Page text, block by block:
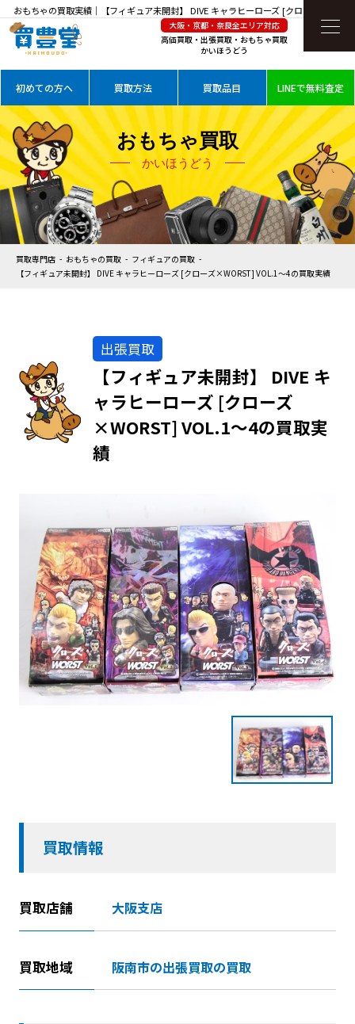
おもちゃの買取実績｜【フィギュア未開封】 DIVE キャラヒーローズ [クローズ
×WORST] VOL.1～4を高価買取
大阪・京都・奈良全エリア対応
高価買取・出張買取・おもちゃ買取
かいほうどう
初めての方へ 買取方法 買取品目 LINEで無料査定
おもちゃ買取
かいほうどう
買取専門店 おもちゃの買取
フィギュアの買取
【フィギュア未開封】 DIVE キャラヒーローズ [クローズ×WORST] VOL.1～4の買取実績
出張買取
【フィギュア未開封】 DIVE キ
ャラヒーローズ [クローズ
×WORST] VOL.1～4の買取実
績
買取情報
買取店舗 大阪支店
買取地域 阪南市の出張買取の買取